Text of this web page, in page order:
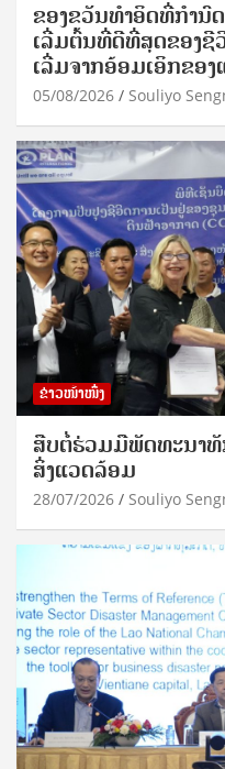
ຂອງຂວັນທໍາອິດທີ່ກໍານົ
ເລີ່ມຕົ້ນທີ່ດີທີ່ສຸດຂອງຊີ
ເລີ່ມຈາກອ້ອມເອິກຂອງ
05/08/2026 Souliyo
ຂ່າວໜ້າໜຶ່ງ
ສືບຕໍ່ຮ່ວມມືພັດທະນາ
ສິ່ງແວດລ້ອມ
28/07/2026 Souliyo